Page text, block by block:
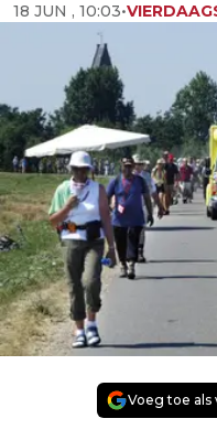
18 JUN , 10:03•
Voeg toe als